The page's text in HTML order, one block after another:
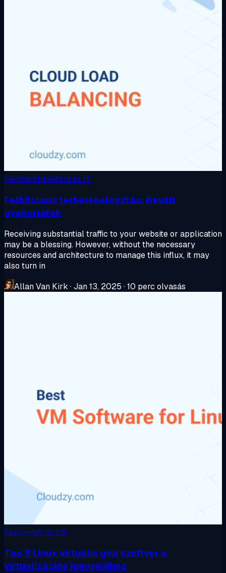
Felhőarchitektúra és IT
Felhőalapú terheléselosztás: Bevált
gyakorlatok
Receiving substantial traffic to your website or application
may be a blessing. However, without the necessary
resources and architecture to manage this influx, it may
also turn in
Allan Van Kirk ·Jan 13, 2025 ·10 perc olvasás
Szerverek és OS
Top 5 Linux virtuális gép szoftver a
virtualizációs igényeidhez